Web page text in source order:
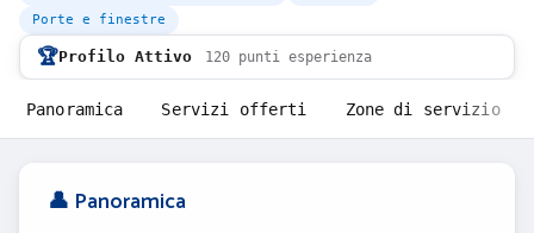
Porte e finestre
🏆Profilo Attivo 120 punti esperienza
Panoramica Servizi offerti Zone di servizio
👤 Panoramica